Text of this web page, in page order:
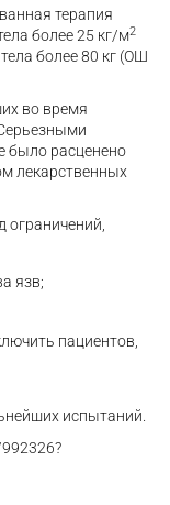
терапия
более 25 кг/м2
более 80 кг (ОШ
во время
было расценено
лекарственных
язв;
пациентов,
испытаний.